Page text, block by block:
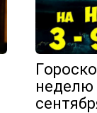
нeдeлю